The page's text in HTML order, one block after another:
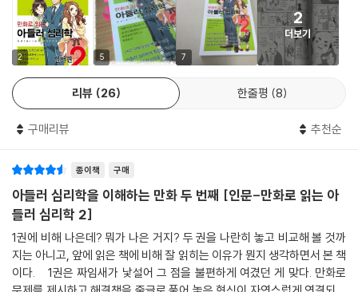
그리고 무엇보다 변하고 싶지만 변하지 못하는 자신으로 인해서 괴로워하
는 당신에게
이 책은 아들러 심리학을 실천하여 스스로에게 ‘용기’를 부여함으로써 모
든 어려움을 극복하고 아울러 주변 사람들에게도 용기를 줄 수 있는 지혜
와 활력을 선사할 것이다.
2시간 만에 당신은 변할 수 있다!
실천방안을 모색하자
2 5 7
2
더보기
리뷰 26 한줄평 8
구매리뷰 추천순
종이책 구매
아들러 심리학을 이해하는 만화 두 번째 [인문-만화로 읽는 아
들러 심리학 2]
1권에 비해 나은데? 뭐가 나은 거지? 두 권을 나란히 놓고 비교해 볼 것까
지는 아니고, 앞에 읽은 책에 비해 잘 읽히는 이유가 뭔지 생각하면서 본 책
이다. 1권은 짜임새가 낯설어 그 점을 불편하게 여겼던 게 맞다. 만화로